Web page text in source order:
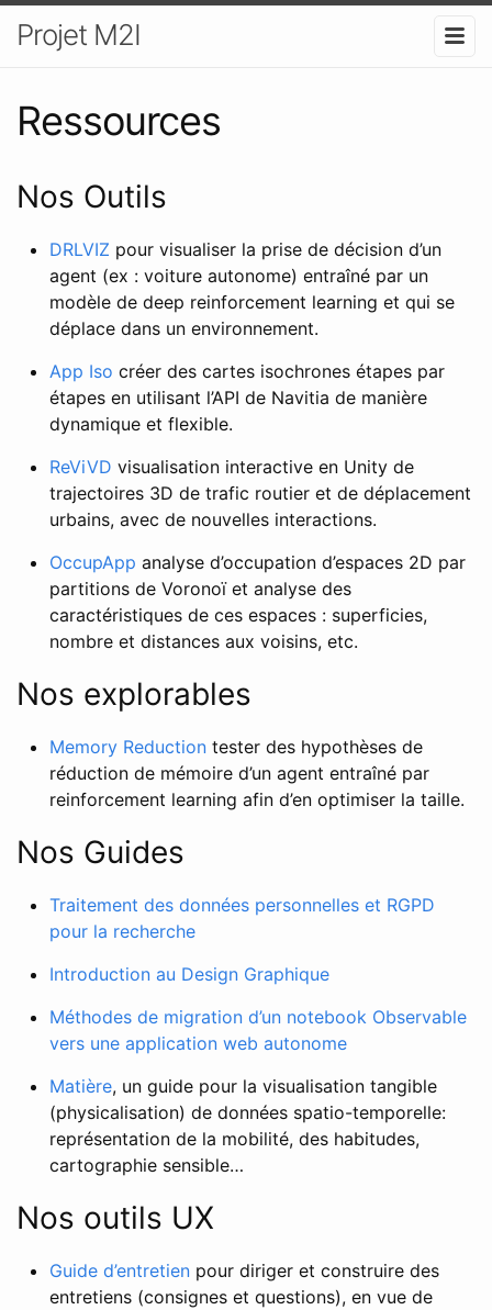
Projet M2I
Ressources
Nos Outils
DRLVIZ pour visualiser la prise de décision d’un
agent (ex : voiture autonome) entraîné par un
modèle de deep reinforcement learning et qui se
déplace dans un environnement.
App Iso créer des cartes isochrones étapes par
étapes en utilisant l’API de Navitia de manière
dynamique et flexible.
ReViVD visualisation interactive en Unity de
trajectoires 3D de trafic routier et de déplacement
urbains, avec de nouvelles interactions.
OccupApp analyse d’occupation d’espaces 2D par
partitions de Voronoï et analyse des
caractéristiques de ces espaces : superficies,
nombre et distances aux voisins, etc.
Nos explorables
Memory Reduction tester des hypothèses de
réduction de mémoire d’un agent entraîné par
reinforcement learning afin d’en optimiser la taille.
Nos Guides
Traitement des données personnelles et RGPD
pour la recherche
Introduction au Design Graphique
Méthodes de migration d’un notebook Observable
vers une application web autonome
Matière, un guide pour la visualisation tangible
(physicalisation) de données spatio-temporelle:
représentation de la mobilité, des habitudes,
cartographie sensible…
Nos outils UX
Guide d’entretien pour diriger et construire des
entretiens (consignes et questions), en vue de